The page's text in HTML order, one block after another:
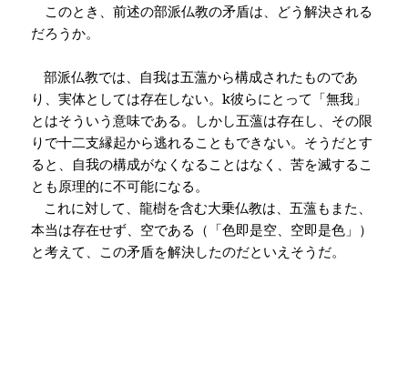
このとき、前述の部派仏教の矛盾は、どう解決される
だろうか。
部派仏教では、自我は五薀から構成されたものであ
り、実体としては存在しない。k彼らにとって「無我」
とはそういう意味である。しかし五薀は存在し、その限
りで十二支縁起から逃れることもできない。そうだとす
ると、自我の構成がなくなることはなく、苦を滅するこ
とも原理的に不可能になる。
これに対して、龍樹を含む大乗仏教は、五薀もまた、
本当は存在せず、空である（「色即是空、空即是色 」）
と考えて、この矛盾を解決したのだといえそうだ。